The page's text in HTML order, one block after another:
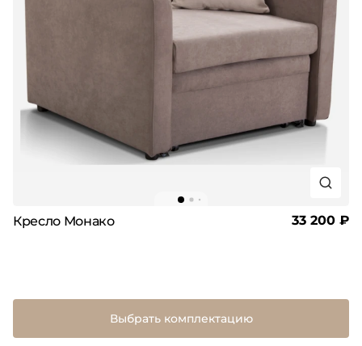
Кресло Монако 33 200 ₽
Выбрать комплектацию